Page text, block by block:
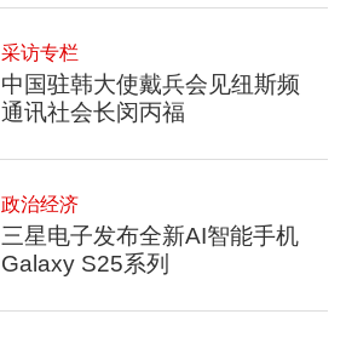
采访专栏
中国驻韩大使戴兵会见纽斯频
通讯社会长闵丙福
政治经济
三星电子发布全新AI智能手机
Galaxy S25系列